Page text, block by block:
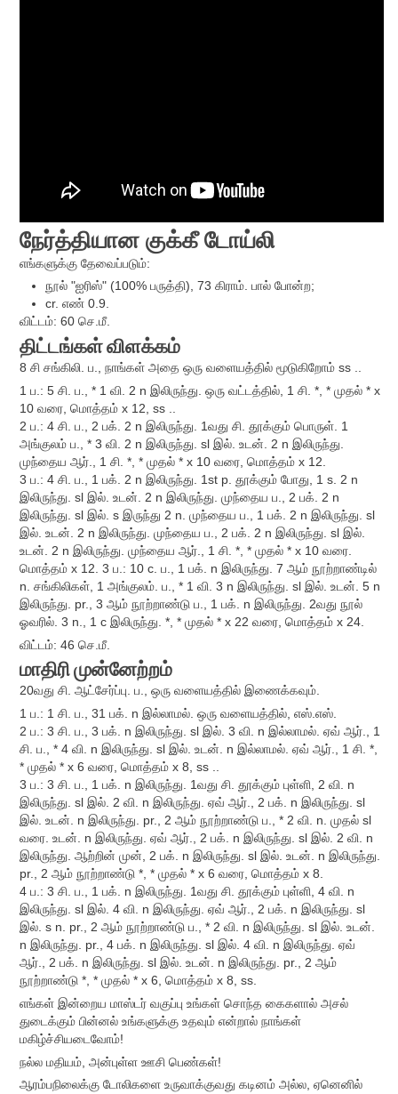
நேர்த்தியான குக்கீ டோய்லி
எங்களுக்கு தேவைப்படும்:
நூல் "ஐரிஸ்" (100% பருத்தி), 73 கிராம். பால் போன்ற;
cr. எண் 0.9.
விட்டம்: 60 செ.மீ.
திட்டங்கள்விளக்கம்
8 சி சங்கிலி. ப., நாங்கள் அதை ஒரு வளையத்தில் மூடுகிறோம் ss ..
1 ப.: 5 சி. ப., * 1 வி. 2 n இலிருந்து. ஒரு வட்டத்தில், 1 சி. *, * முதல் * x
10 வரை, மொத்தம் x 12, ss ..
2 ப.: 4 சி. ப., 2 பக். 2 n இலிருந்து. 1வது சி. தூக்கும் பொருள். 1
அங்குலம் ப., * 3 வி. 2 n இலிருந்து. sl இல். உடன். 2 n இலிருந்து.
முந்தைய ஆர்., 1 சி. *, * முதல் * x 10 வரை, மொத்தம் x 12.
3 ப.: 4 சி. ப., 1 பக். 2 n இலிருந்து. 1st p. தூக்கும் போது, ​​1 s. 2 n
இலிருந்து. sl இல். உடன். 2 n இலிருந்து. முந்தைய ப., 2 பக். 2 n
இலிருந்து. sl இல். s இருந்து 2 n. முந்தைய ப., 1 பக். 2 n இலிருந்து. sl
இல். உடன். 2 n இலிருந்து. முந்தைய ப., 2 பக். 2 n இலிருந்து. sl இல்.
உடன். 2 n இலிருந்து. முந்தைய ஆர்., 1 சி. *, * முதல் * x 10 வரை.
மொத்தம் x 12. 3 ப.: 10 c. ப., 1 பக். n இலிருந்து. 7 ஆம் நூற்றாண்டில்
n. சங்கிலிகள், 1 அங்குலம். ப., * 1 வி. 3 n இலிருந்து. sl இல். உடன். 5 n
இலிருந்து. pr., 3 ஆம் நூற்றாண்டு ப., 1 பக். n இலிருந்து. 2வது நூல்
ஓவரில். 3 n., 1 c இலிருந்து. *, * முதல் * x 22 வரை, மொத்தம் x 24.
விட்டம்: 46 செ.மீ.
மாதிரிமுன்னேற்றம்
20வது சி. ஆட்சேர்ப்பு. ப., ஒரு வளையத்தில் இணைக்கவும்.
1 ப.: 1 சி. ப., 31 பக். n இல்லாமல். ஒரு வளையத்தில், எஸ்.எஸ்.
2 ப.: 3 சி. ப., 3 பக். n இலிருந்து. sl இல். 3 வி. n இல்லாமல். ஏவ் ஆர்., 1
சி. ப., * 4 வி. n இலிருந்து. sl இல். உடன். n இல்லாமல். ஏவ் ஆர்., 1 சி. *,
* முதல் * x 6 வரை, மொத்தம் x 8, ss ..
3 ப.: 3 சி. ப., 1 பக். n இலிருந்து. 1வது சி. தூக்கும் புள்ளி, 2 வி. n
இலிருந்து. sl இல். 2 வி. n இலிருந்து. ஏவ் ஆர்., 2 பக். n இலிருந்து. sl
இல். உடன். n இலிருந்து. pr., 2 ஆம் நூற்றாண்டு ப., * 2 வி. n. முதல் sl
வரை. உடன். n இலிருந்து. ஏவ் ஆர்., 2 பக். n இலிருந்து. sl இல். 2 வி. n
இலிருந்து. ஆற்றின் முன், 2 பக். n இலிருந்து. sl இல். உடன். n இலிருந்து.
pr., 2 ஆம் நூற்றாண்டு *, * முதல் * x 6 வரை, மொத்தம் x 8.
4 ப.: 3 சி. ப., 1 பக். n இலிருந்து. 1வது சி. தூக்கும் புள்ளி, 4 வி. n
இலிருந்து. sl இல். 4 வி. n இலிருந்து. ஏவ் ஆர்., 2 பக். n இலிருந்து. sl
இல். s n. pr., 2 ஆம் நூற்றாண்டு ப., * 2 வி. n இலிருந்து. sl இல். உடன்.
n இலிருந்து. pr., 4 பக். n இலிருந்து. sl இல். 4 வி. n இலிருந்து. ஏவ்
ஆர்., 2 பக். n இலிருந்து. sl இல். உடன். n இலிருந்து. pr., 2 ஆம்
நூற்றாண்டு *, * முதல் * x 6, மொத்தம் x 8, ss.
எங்கள் இன்றைய மாஸ்டர் வகுப்பு உங்கள் சொந்த கைகளால் அசல்
துடைக்கும் பின்னல் உங்களுக்கு உதவும் என்றால் நாங்கள்
மகிழ்ச்சியடைவோம்!
நல்ல மதியம், அன்புள்ள ஊசி பெண்கள்!
ஆரம்பநிலைக்கு டோலிகளை உருவாக்குவது கடினம் அல்ல, ஏனெனில்